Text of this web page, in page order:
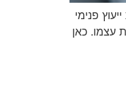
פנימי
עצמו. כאן